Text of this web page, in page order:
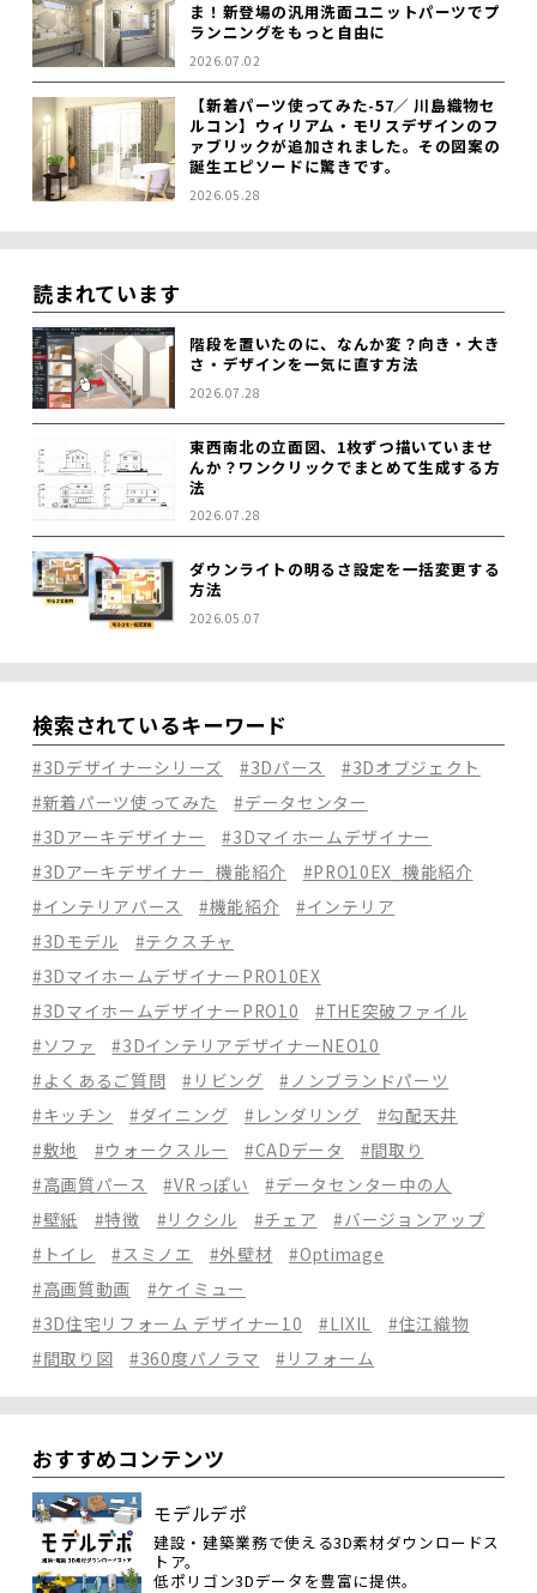
ま！新登場の汎用洗面ユニットパーツでプ
ランニングをもっと自由に
2026.07.02
【新着パーツ使ってみた-57／ 川島織物セ
ルコン】ウィリアム・モリスデザインのフ
ァブリックが追加されました。その図案の
誕生エピソードに驚きです。
2026.05.28
読まれています
階段を置いたのに、なんか変？向き・大き
さ・デザインを一気に直す方法
2026.07.28
東西南北の立面図、1枚ずつ描いていませ
んか？ワンクリックでまとめて生成する方
法
2026.07.28
ダウンライトの明るさ設定を一括変更する
方法
2026.05.07
検索されているキーワード
#3Dデザイナーシリーズ #3Dパース
#3Dオブジェクト
#新着パーツ使ってみた
#データセンター
#3Dアーキデザイナー
#3Dマイホームデザイナー
#3Dアーキデザイナー_機能紹介
#PRO10EX_機能紹介
#インテリアパース
#機能紹介
#インテリア
#3Dモデル
#テクスチャ
#3DマイホームデザイナーPRO10EX
#3DマイホームデザイナーPRO10
#THE突破ファイル
#ソファ
#3DインテリアデザイナーNEO10
#よくあるご質問
#リビング
#ノンブランドパーツ
#キッチン
#ダイニング #レンダリング
#勾配天井
#敷地
#ウォークスルー #CADデータ
#間取り
#高画質パース
#VRっぽい
#データセンター中の人
#壁紙
#特徴 #リクシル #チェア
#バージョンアップ
#トイレ
#スミノエ #外壁材
#Optimage
#高画質動画
#ケイミュー
#3D住宅リフォーム デザイナー10
#LIXIL
#住江織物
#間取り図
#360度パノラマ #リフォーム
おすすめコンテンツ
モデルデポ
建設・建築業務で使える3D素材ダウンロードス
トア。
低ポリゴン3Dデータを豊富に提供。